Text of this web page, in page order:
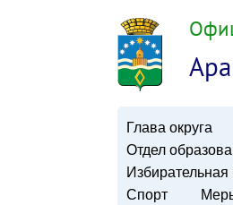
Глава округа
Отдел
Избирательная
Спорт